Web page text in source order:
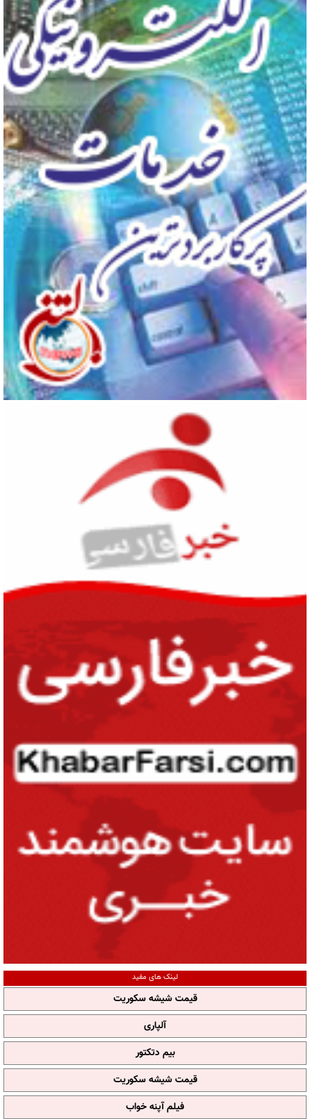
لینک های مفید
قیمت شیشه سکوریت
آلپاری
بیم دتکتور
قیمت شیشه سکوریت
فیلم آپنه خواب